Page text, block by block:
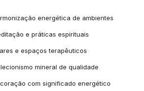
energética de ambientes
e práticas espirituais
e espaços terapêuticos
mineral de qualidade
com significado energético